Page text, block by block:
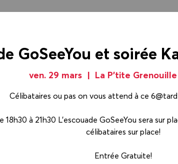
GoSeeYou et soirée
ven. 29 mars
  |
La P'tite
Célibataires ou pas on vous attend à ce
18h30 à 21h30 L'escouade GoSeeYou sera sur
célibataires sur place!
Entrée Gratuite!